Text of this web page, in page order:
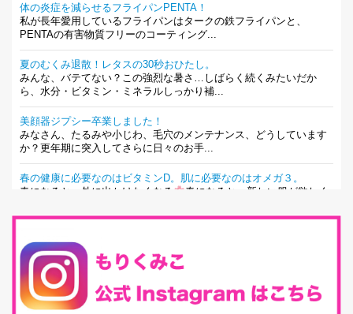
体の炎症を減らせるフライパンPENTA！
私が長年愛用しているフライパンはタークの鉄フライパンと、
PENTAの有害物質フリーのコーティング...
夏のむくみ退散！レタスの30秒おひたし。
みんな、バテてない？この強烈な暑さ…しばらく続くみたいだか
ら、水分・ビタミン・ミネラルしっかり補...
美顔器ジプシー卒業しました！
みなさん、たるみや小じわ、毛穴のメンテナンス、どうしています
か？更年期に突入してさらに日々のお手...
春の健康に必要なのはビタミンD。肌に必要なのはオメガ３。
春になると、外に出かけたくなる
春になると、新しい服が欲しく
最近、グラノーラ迷子になっていた私です。が、と〜〜〜っても美
味しくて栄養たっぷりのグラノーラを発...
腸活は「食事」だけだと思っていませんか？私の腸活完全版！
腸内環境を整えることは、健康維持の中でいっちばん大事！だと私